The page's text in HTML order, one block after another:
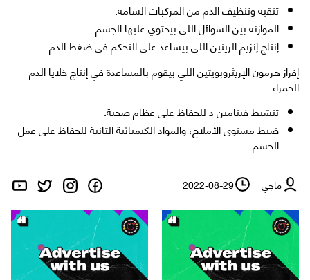
تنقية وتنظيف الدم من المركبات السامة.
الموازنة بين السوائل اللي بيحتوي عليها الجسم.
إنتاج إنزيم الرينين اللي بيساعد على التحكم في ضغط الدم.
إفراز هرمون الإريثروبويتين اللي بيقوم بالمساعدة في إنتاج خلايا الدم
الحمراء.
تنشيط فيتامين د للحفاظ على عظام صحية.
ضبط مستوى الأملاح، والمواد الكيميائية التانية للحفاظ على عمل
الجسم.
ماجي 2022-08-29